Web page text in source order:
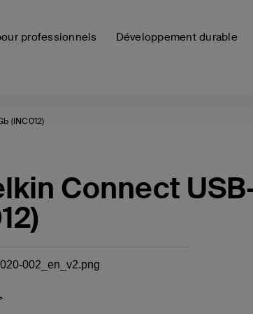
professionnels Développement durable
(INC012)
Connect